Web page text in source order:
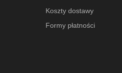
Koszty dostawy
Formy płatności